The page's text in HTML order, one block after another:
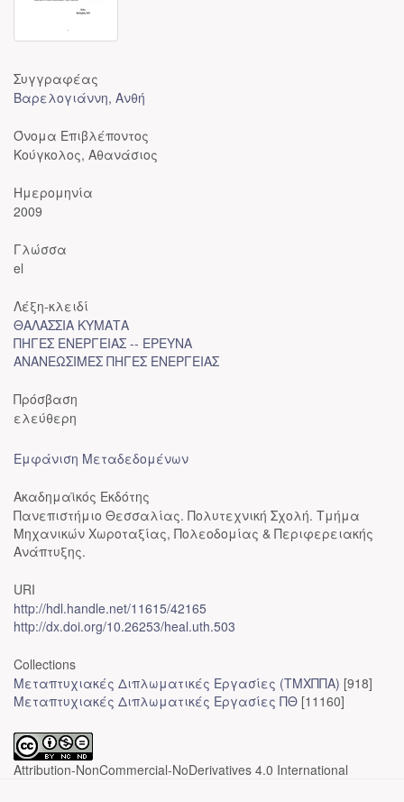
Συγγραφέας
Βαρελογιάννη, Ανθή
Όνομα Επιβλέποντος
Κούγκολος, Αθανάσιος
Ημερομηνία
2009
Γλώσσα
el
Λέξη-κλειδί
ΘΑΛΑΣΣΙΑ ΚΥΜΑΤΑ
ΠΗΓΕΣ ΕΝΕΡΓΕΙΑΣ -- ΕΡΕΥΝΑ
ΑΝΑΝΕΩΣΙΜΕΣ ΠΗΓΕΣ ΕΝΕΡΓΕΙΑΣ
Πρόσβαση
ελεύθερη
Εμφάνιση Μεταδεδομένων
Ακαδημαϊκός Εκδότης
Πανεπιστήμιο Θεσσαλίας. Πολυτεχνική Σχολή. Τμήμα
Μηχανικών Χωροταξίας, Πολεοδομίας & Περιφερειακής
Ανάπτυξης.
URI
http://hdl.handle.net/11615/42165
http://dx.doi.org/10.26253/heal.uth.503
Collections
Μεταπτυχιακές Διπλωματικές Εργασίες (ΤΜΧΠΠΑ) [918]
Μεταπτυχιακές Διπλωματικές Εργασίες ΠΘ [11160]
Attribution-NonCommercial-NoDerivatives 4.0 International